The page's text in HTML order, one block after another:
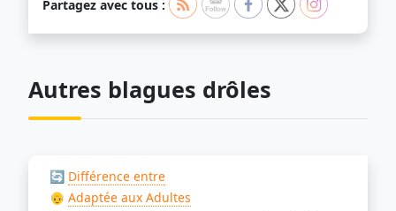
Partagez avec tous :
Autres blagues drôles
🔄 Différence entre
👴 Adaptée aux Adultes